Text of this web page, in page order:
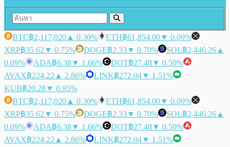
BTC฿2,117,020 ▲ 0.30% ETH฿61,854.00▼ 0.09%
XRP฿35.62 ▼ 0.75% DOGE฿2.33▼ 0.70% SOL฿2,446.26 ▲
0.09%
ADA฿6.38▼ 1.66% DOT฿27.48▼ 0.50%
AVAX฿224.22 ▲ 2.86% LINK฿272.04▼ 1.51%
KUB฿20.28▼ 0.95%
BTC฿2,117,020 ▲ 0.30% ETH฿61,854.00▼ 0.09%
XRP฿35.62 ▼ 0.75% DOGE฿2.33▼ 0.70% SOL฿2,446.26 ▲
0.09%
ADA฿6.38▼ 1.66% DOT฿27.48▼ 0.50%
AVAX฿224.22 ▲ 2.86% LINK฿272.04▼ 1.51%